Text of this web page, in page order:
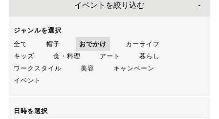
イベントを絞り込む
ジャンルを選択
全て
帽子 おでかけ
カーライフ
キッズ
食・料理 アート
暮らし
ワークスタイル
美容
キャンペーン
イベント
日時を選択